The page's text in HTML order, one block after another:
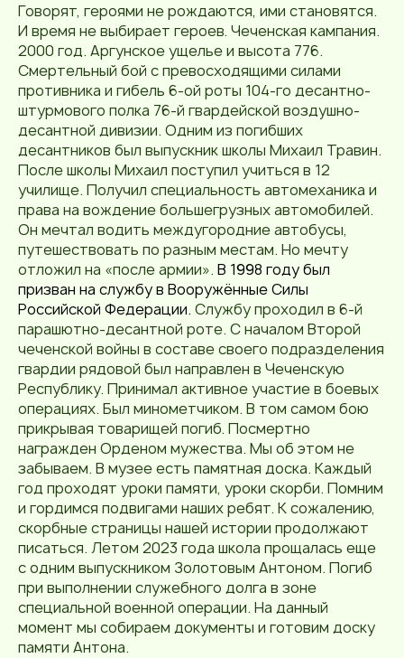
Говорят, героями не рождаются, ими становятся.
И время не выбирает героев. Чеченская кампания.
2000 год. Аргунское ущелье и высота 776.
Смертельный бой с превосходящими силами
противника и гибель 6-ой роты 104-го десантно-
штурмового полка 76-й гвардейской воздушно-
десантной дивизии. Одним из погибших
десантников был выпускник школы Михаил Травин.
После школы Михаил поступил учиться в 12
училище. Получил специальность автомеханика и
права на вождение большегрузных автомобилей.
Он мечтал водить междугородние автобусы,
путешествовать по разным местам. Но мечту
отложил на «после армии». В 1998 годубыл
призван на службу в Вооружённые Силы
Российской Федерации. Службу проходил в 6-й
парашютно-десантной роте. С началом Второй
чеченской войны в составе своего подразделения
гвардии рядовой был направлен в Чеченскую
Республику. Принимал активное участие в боевых
операциях. Был минометчиком. В том самом бою
прикрывая товарищей погиб. Посмертно
награжден Орденом мужества. Мы об этом не
забываем. В музее есть памятная доска. Каждый
год проходят уроки памяти, уроки скорби. Помним
и гордимся подвигами наших ребят. К сожалению,
скорбные страницы нашей истории продолжают
писаться. Летом 2023 года школа прощалась еще
с одним выпускником Золотовым Антоном. Погиб
при выполнении служебного долга в зоне
специальной военной операции. На данный
момент мы собираем документы и готовим доску
памяти Антона.